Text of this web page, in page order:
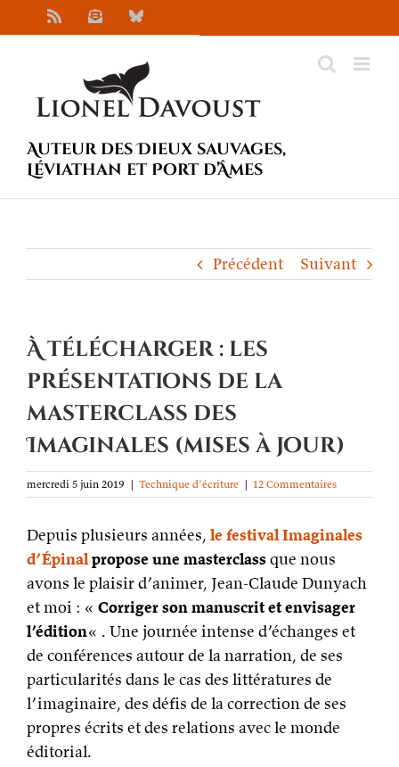
au
NewsletterBluesky
Auteur des Dieux sauvages,
Léviathan et Port d’Âmes
Précédent Suivant
À télécharger : les
présentations de la
masterclass des
Imaginales (mises à jour)
mercredi 5 juin 2019 | Technique d'écriture | 12 Commentaires
Depuis plusieurs années, le festival Imaginales
d’Épinalpropose une masterclassque nous
avons le plaisir d’animer, Jean-Claude Dunyach
et moi : « Corriger son manuscrit et envisager
l’édition« . Une journée intense d’échanges et
de conférences autour de la narration, de ses
particularités dans le cas des littératures de
l’imaginaire, des défis de la correction de ses
propres écrits et des relations avec le monde
éditorial.